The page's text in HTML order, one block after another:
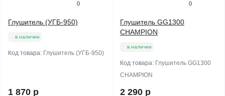
0
Глушитель (УГБ-950)
в наличии
Код товара: Глушитель (УГБ-950)
1 870 р
0
Глушитель GG1300
CHAMPION
в наличии
Код товара: Глушитель GG1300
CHAMPION
2 290 р